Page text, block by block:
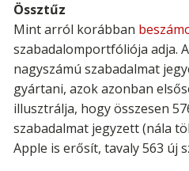
Össztűz
Mint arról korábban
szabadalomportfóliója adja.
nagyszámú szabadalmat
gyártani, azok azonban
illusztrálja, hogy összesen
szabadalmat jegyzett (nála
Apple is erősít, tavaly 563 új